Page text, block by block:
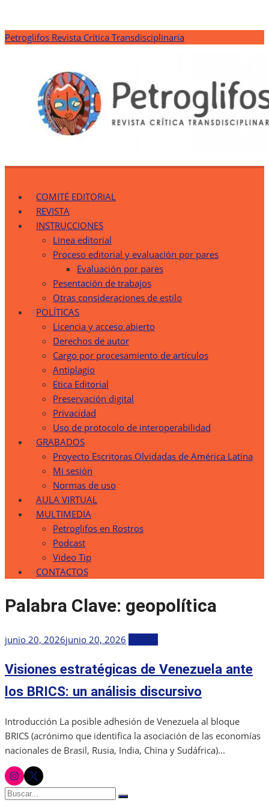
Saltar
Petroglifos Revista Crítica Transdisciplinaria
Petroglifos Revista Crítica Transdisciplinaria
Una Ventana Crítica desde la Transdisciplinariedad
COMITÉ EDITORIAL
REVISTA
INSTRUCCIONES
Linea editorial
Proceso editorial y evaluación por pares
Evaluación por pares
Pesentación de trabajos
Otras consideraciones de estilo
POLÍTICAS
Licencia y acceso abierto
Derechos de autor
Cargo por procesamiento de artículos
Antiplagio
Etica Editorial
Preservación digital
Privacidad
Uso de protocolo de interoperabilidad
GRABADOS
Proyecto Escritoras Olvidadas de América Latina
Mi sesión
Normas de uso
AULA VIRTUAL
MULTIMEDIA
Petroglifos en Rostros
Podcast
Video Tip
CONTACTOS
Palabra Clave: geopolítica
Publicada
junio 20, 2026junio 20, 2026
Visiones estratégicas de Venezuela ante
los BRICS: un análisis discursivo
Introducción La posible adhesión de Venezuela al bloque
BRICS (acrónimo que identifica la asociación de las economías
nacionales de Brasil, Rusia, India, China y Sudáfrica)...
instagram
twitter
Buscar:
Buscar